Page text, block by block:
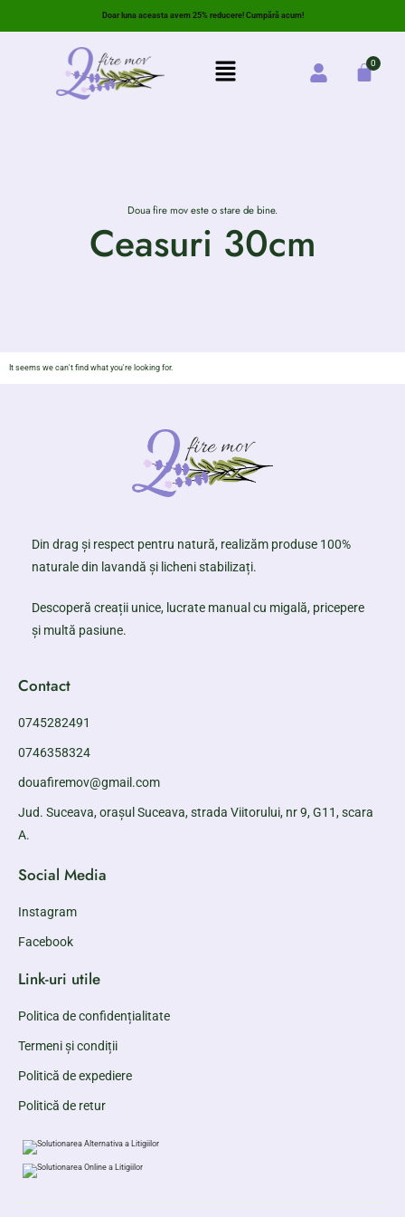
Doar luna aceasta avem 25% reducere! Cumpără acum!
Doua fire mov este o stare de bine.
Ceasuri 30cm
It seems we can't find what you're looking for.
Din drag și respect pentru natură, realizăm produse 100%
naturale din lavandă și licheni stabilizați.
Descoperă creații unice, lucrate manual cu migală, pricepere
și multă pasiune.
Contact
0745282491
0746358324
douafiremov@gmail.com
Jud. Suceava, orașul Suceava, strada Viitorului, nr 9, G11, scara
A.
Social Media
Instagram
Facebook
Link-uri utile
Politica de confidențialitate
Termeni și condiții
Politică de expediere
Politică de retur